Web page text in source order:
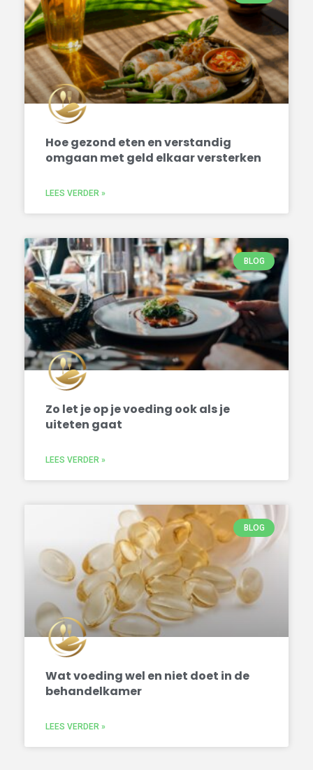
Hoe gezond eten en verstandig
omgaan met geld elkaar versterken
LEES VERDER »
BLOG
Zo let je op je voeding ook als je
uiteten gaat
LEES VERDER »
BLOG
Wat voeding wel en niet doet in de
behandelkamer
LEES VERDER »